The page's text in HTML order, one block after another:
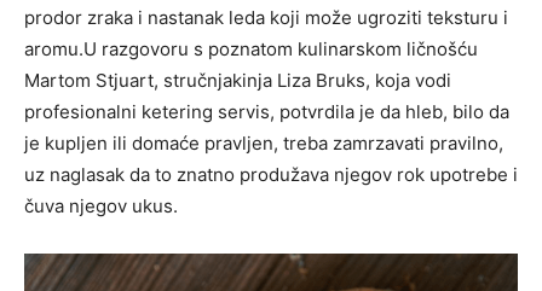
prodor zraka i nastanak leda koji može ugroziti teksturu i
aromu.U razgovoru s poznatom kulinarskom ličnošću
Martom Stjuart, stručnjakinja Liza Bruks, koja vodi
profesionalni ketering servis, potvrdila je da hleb, bilo da
je kupljen ili domaće pravljen, treba zamrzavati pravilno,
uz naglasak da to znatno produžava njegov rok upotrebe i
čuva njegov ukus.